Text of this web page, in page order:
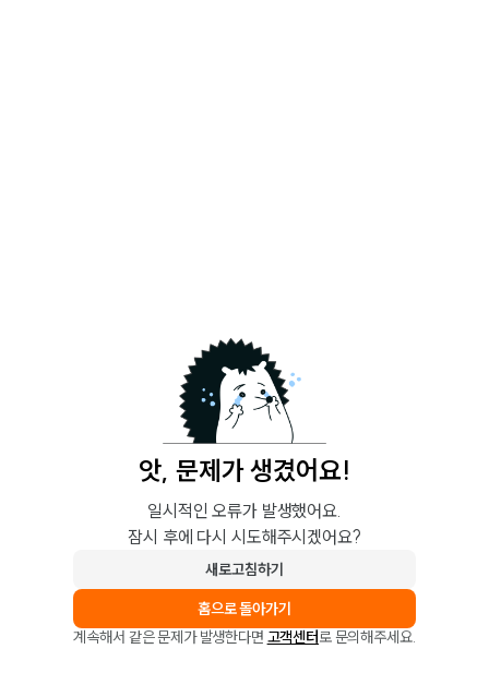
앗, 문제가 생겼어요!
일시적인 오류가 발생했어요.
잠시 후에 다시 시도해주시겠어요?
새로고침하기
홈으로 돌아가기
계속해서 같은 문제가 발생한다면 고객센터로 문의해주세요.